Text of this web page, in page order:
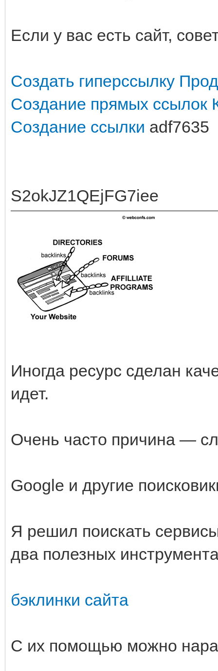
Если у вас есть сайт,
Создать гиперссылку
Создание прямых ссылок
Создание ссылки adf7635
S2okJZ1QEjFG7iee
Иногда ресурс сделан
идет.
Очень часто причина —
Google и другие
Я решил поискать
два полезных
бэклинки сайта
С их помощью можно